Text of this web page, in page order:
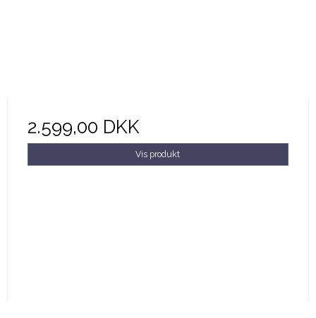
2.599,00 DKK
Vis produkt